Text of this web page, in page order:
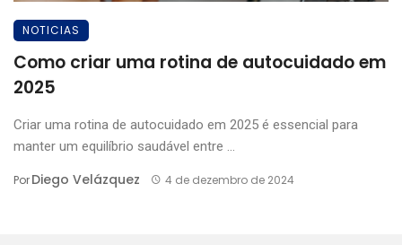
NOTICIAS
Como criar uma rotina de autocuidado em
2025
Criar uma rotina de autocuidado em 2025 é essencial para
manter um equilíbrio saudável entre ...
PorDiego Velázquez 4 de dezembro de 2024